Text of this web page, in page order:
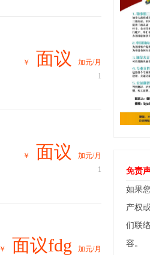
￥ 面议
加元/月
1
￥ 面议
加元/月
1
￥ 面议fdg
加元/月
免责
如果
产权
们联
容。